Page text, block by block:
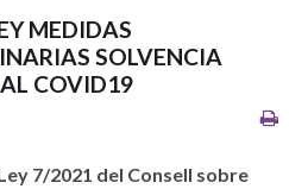
MEDIDAS
SOLVENCIA
COVID19
7/2021 del Consell sobre